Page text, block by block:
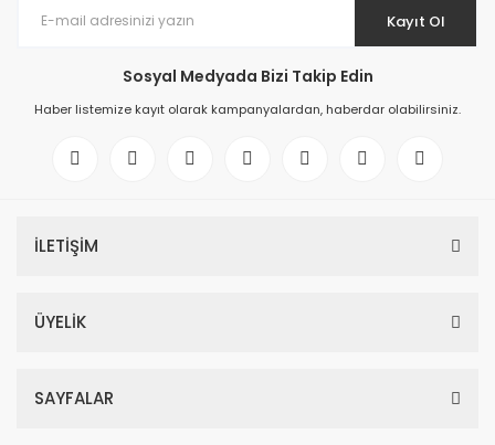
Kayıt Ol
Sosyal Medyada Bizi Takip Edin
Haber listemize kayıt olarak kampanyalardan, haberdar olabilirsiniz.
İLETİŞİM
ÜYELİK
SAYFALAR